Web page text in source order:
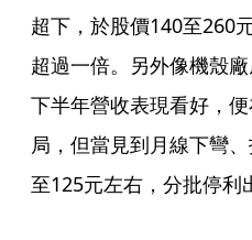
超下，於股價140至260
超過一倍。另外像機殼
下半年營收表現看好，
局，但當見到月線下彎
至125元左右，分批停利